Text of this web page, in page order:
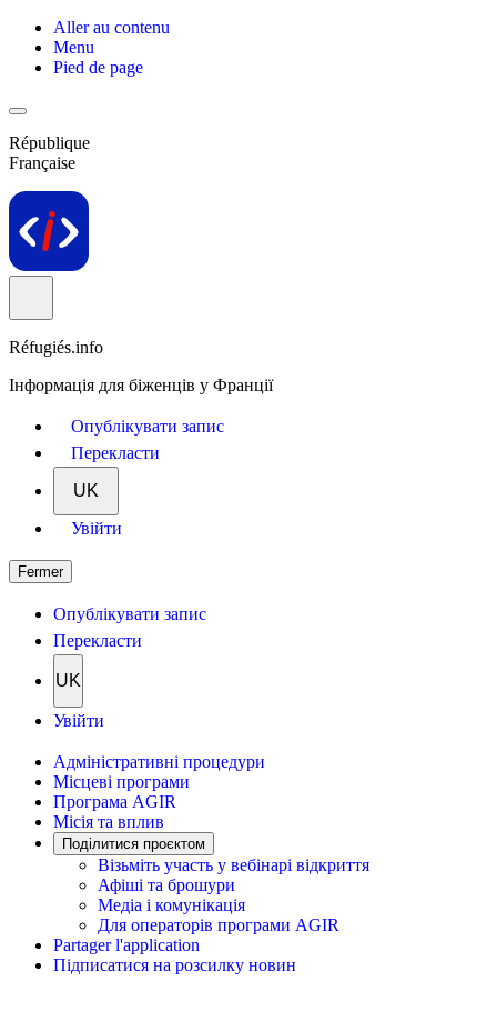
Aller au contenu
Menu
Pied de page
République
Française
Réfugiés.info
Інформація для біженців у Франції
Опублікувати запис
Перекласти
UK
Увійти
Fermer
Опублікувати запис
Перекласти
UK
Увійти
Адміністративні процедури
Місцеві програми
Програма AGIR
Місія та вплив
Поділитися проєктом
Візьміть участь у вебінарі відкриття
Афіші та брошури
Медіа і комунікація
Для операторів програми AGIR
Partager l'application
Підписатися на розсилку новин